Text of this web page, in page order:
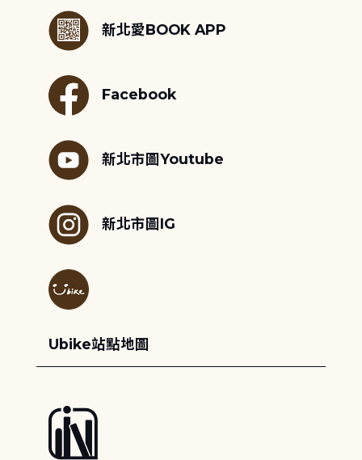
新北愛BOOK APP
Facebook
新北市圖Youtube
新北市圖IG
Ubike站點地圖